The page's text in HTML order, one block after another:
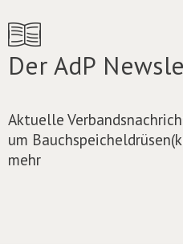
Der AdP
Aktuelle
um
mehr